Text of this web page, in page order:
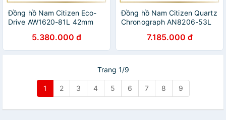
Đồng hồ Nam Citizen Eco-
Drive AW1620-81L 42mm
5.380.000 đ
Đồng hồ Nam Citizen Quartz
Chronograph AN8206-53L
7.185.000 đ
Trang 1/9
1 2 3 4 5 6 7 8 9